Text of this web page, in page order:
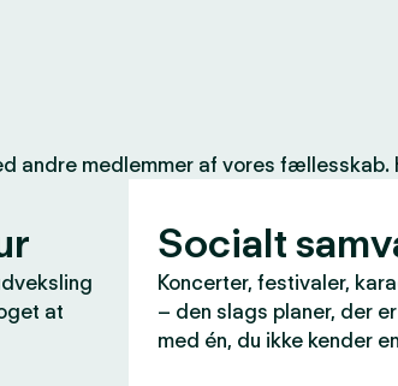
andre medlemmer af vores
at
Socialt
Koncerter, festivaler,
– den slags planer, der
med én, du ikke kender